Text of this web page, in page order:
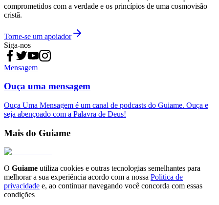
comprometidos com a verdade e os princípios de uma cosmovisão
cristã.
Torne-se um apoiador
Siga-nos
Mensagem
Ouça uma mensagem
Ouça Uma Mensagem é um canal de podcasts do Guiame. Ouça e
seja abençoado com a Palavra de Deus!
Mais do Guiame
O Guiame utiliza cookies e outras tecnologias semelhantes para
melhorar a sua experiência acordo com a nossa Politica de
privacidade e, ao continuar navegando você concorda com essas
condições